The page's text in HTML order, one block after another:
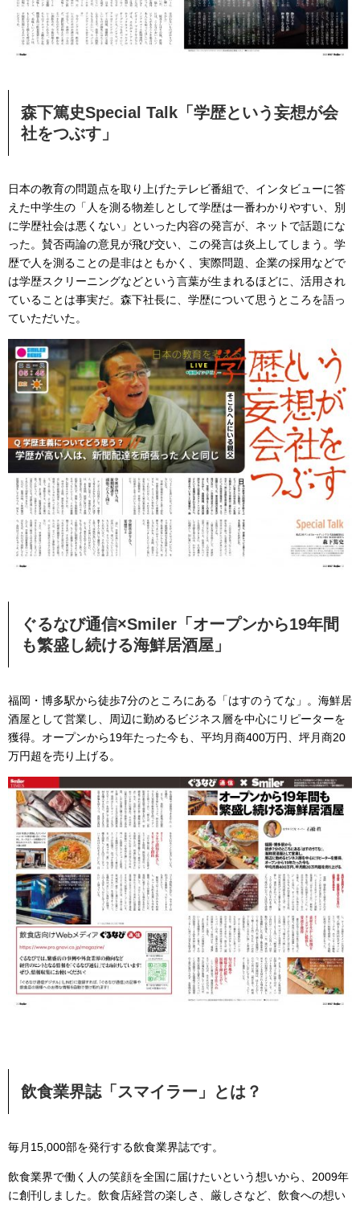
森下篤史Special Talk「学歴という妄想が会
社をつぶす 」
日本の教育の問題点を取り上げたテレビ番組で、インタビューに答
えた中学生の「人を測る物差しとして学歴は一番わかりやすい、別
に学歴社会は悪くない」といった内容の発言が、ネットで話題にな
った。賛否両論の意見が飛び交い、この発言は炎上してしまう。学
歴で人を測ることの是非はともかく、実際問題、企業の採用などで
は学歴スクリーニングなどという言葉が生まれるほどに、活用され
ていることは事実だ。森下社長に、学歴について思うところを語っ
ていただいた。
ぐるなび通信×Smiler「オープンから19年間
も繁盛し続ける海鮮居酒屋」
福岡・博多駅から徒歩7分のところにある「はすのうてな」。海鮮居
酒屋として営業し、周辺に勤めるビジネス層を中心にリピーターを
獲得。オープンから19年たった今も、平均月商400万円、坪月商20
万円超を売り上げる。
飲食業界誌「スマイラー」とは？
毎月15,000部を発行する飲食業界誌です。
飲食業界で働く人の笑顔を全国に届けたいという想いから、2009年
に創刊しました。飲食店経営の楽しさ、厳しさなど、飲食への想い